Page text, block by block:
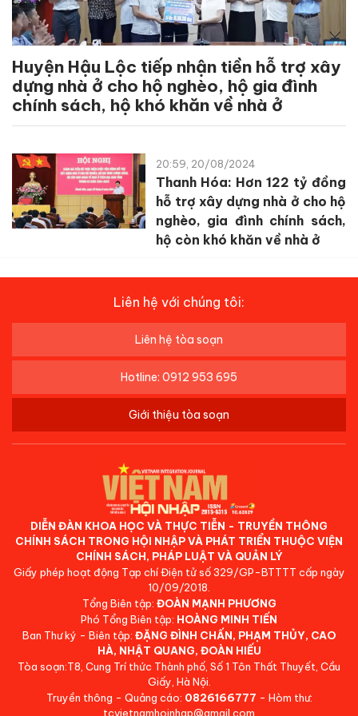
Huyện Hậu Lộc tiếp nhận tiền hỗ trợ xây
dựng nhà ở cho hộ nghèo, hộ gia đình
chính sách, hộ khó khăn về nhà ở
20:59, 20/08/2024
Thanh Hóa: Hơn 122 tỷ đồng
hỗ trợ xây dựng nhà ở cho hộ
nghèo, gia đình chính sách,
hộ còn khó khăn về nhà ở
Liên hệ với chúng tôi:
Liên hệ tòa soạn
Hotline: 0912 953 695
Giới thiệu tòa soạn
DIỄN ĐÀN KHOA HỌC VÀ THỰC TIỄN - TRUYỀN THÔNG
CHÍNH SÁCH TRONG HỘI NHẬP VÀ PHÁT TRIỂN THUỘC VIỆN
CHÍNH SÁCH, PHÁP LUẬT VÀ QUẢN LÝ
Giấy phép hoạt động Tạp chí Điện tử số 329/GP-BTTTT cấp ngày
10/09/2018.
Tổng Biên tập: ĐOÀN MẠNH PHƯƠNG
Phó Tổng Biên tập: HOÀNG MINH TIẾN
Ban Thư ký - Biên tập: ĐẶNG ĐÌNH CHẤN, PHẠM THỦY, CAO
HÀ, NHẬT QUANG, ĐOÀN HIẾU
Tòa soạn:T8, Cung Trí thức Thành phố, Số 1 Tôn Thất Thuyết, Cầu
Giấy, Hà Nội.
Truyền thông - Quảng cáo: 0826166777 - Hòm thư:
tcvietnamhoinhap@gmail.com